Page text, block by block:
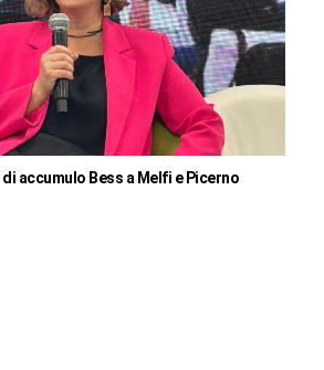
accumulo Bess a Melfi e Picerno